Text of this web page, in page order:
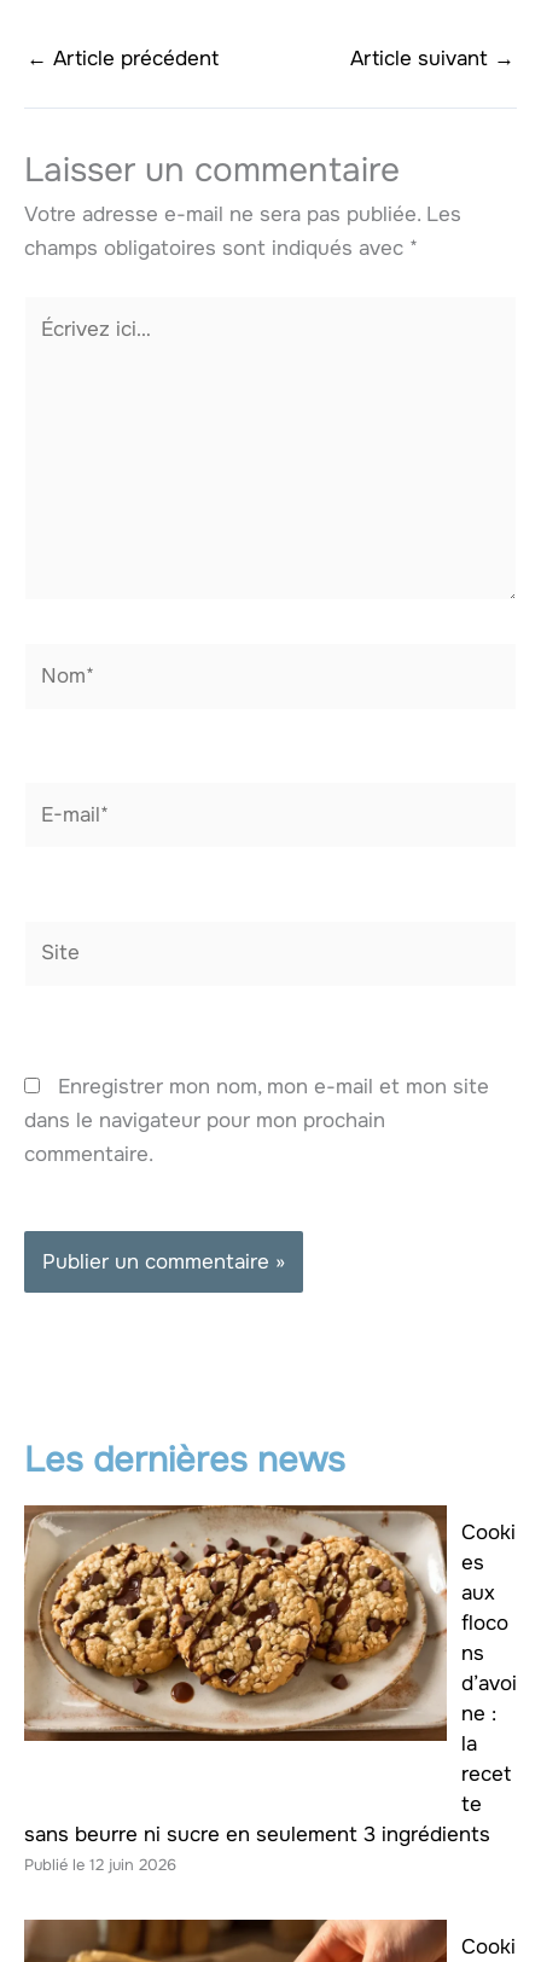
← Article précédent Article suivant →
Laisser un commentaire
Votre adresse e-mail ne sera pas publiée. Les
champs obligatoires sont indiqués avec *
Écrivez
Enregistrer mon nom, mon e-mail et mon site
dans le navigateur pour mon prochain
commentaire.
Les dernières news
Cooki
es
aux
floco
ns
d’avoi
ne :
la
recet
te
sans beurre ni sucre en seulement 3 ingrédients
12 juin 2026
Cooki